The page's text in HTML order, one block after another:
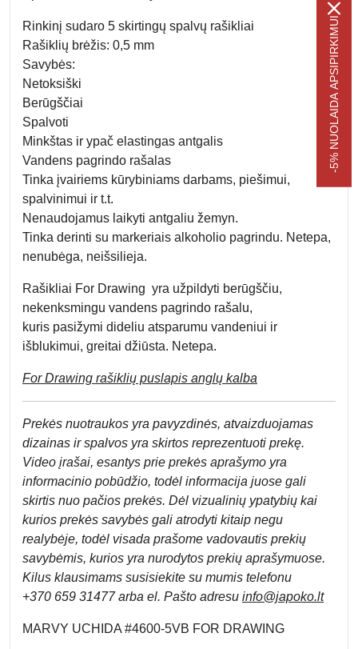
Rinkinį sudaro 5 skirtingų spalvų rašikliai
Rašiklių brėžis: 0,5 mm
Savybės:
Netoksiški
Berūgščiai
Spalvoti
Minkštas ir ypač elastingas antgalis
Vandens pagrindo rašalas
Tinka įvairiems kūrybiniams darbams, piešimui,
spalvinimui ir t.t.
Nenaudojamus laikyti antgaliu žemyn.
Tinka derinti su markeriais alkoholio pagrindu. Netepa,
nenubėga, neišsilieja.
Rašikliai For Drawing yra užpildyti berūgščiu,
nekenksmingu vandens pagrindo rašalu,
kuris pasižymi dideliu atsparumu vandeniui ir
išblukimui, greitai džiūsta. Netepa.
For Drawing rašiklių puslapis anglų kalba
Prekės nuotraukos yra pavyzdinės, atvaizduojamas
dizainas ir spalvos yra skirtos reprezentuoti prekę.
Video įrašai, esantys prie prekės aprašymo yra
informacinio pobūdžio, todėl informacija juose gali
skirtis nuo pačios prekės. Dėl vizualinių ypatybių kai
kurios prekės savybės gali atrodyti kitaip negu
realybėje, todėl visada prašome vadovautis prekių
savybėmis, kurios yra nurodytos prekių aprašymuose.
Kilus klausimams susisiekite su mumis telefonu
+370 659 31477 arba el. Pašto adresu info@japoko.lt
MARVY UCHIDA #4600-5VB FOR DRAWING
-5% NUOLAIDA APSIPIRKIMUI